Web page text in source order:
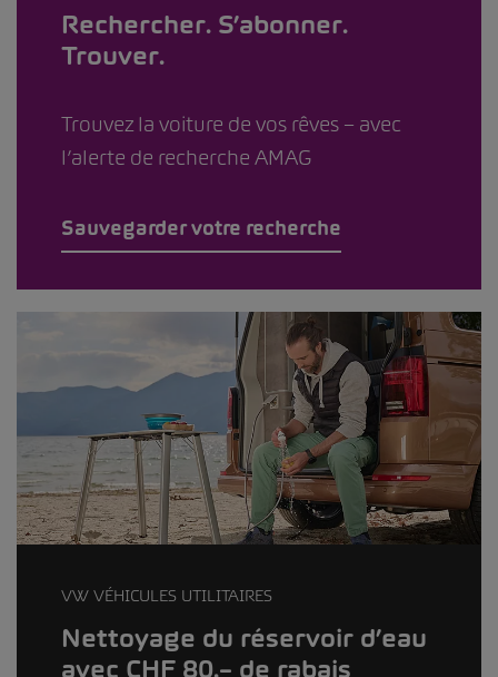
Rechercher. S’abonner.
Trouver.
Trouvez la voiture de vos rêves – avec
l’alerte de recherche AMAG
Sauvegarder votre recherche
VW VÉHICULES UTILITAIRES
Nettoyage du réservoir d’eau
avec CHF 80.– de rabais